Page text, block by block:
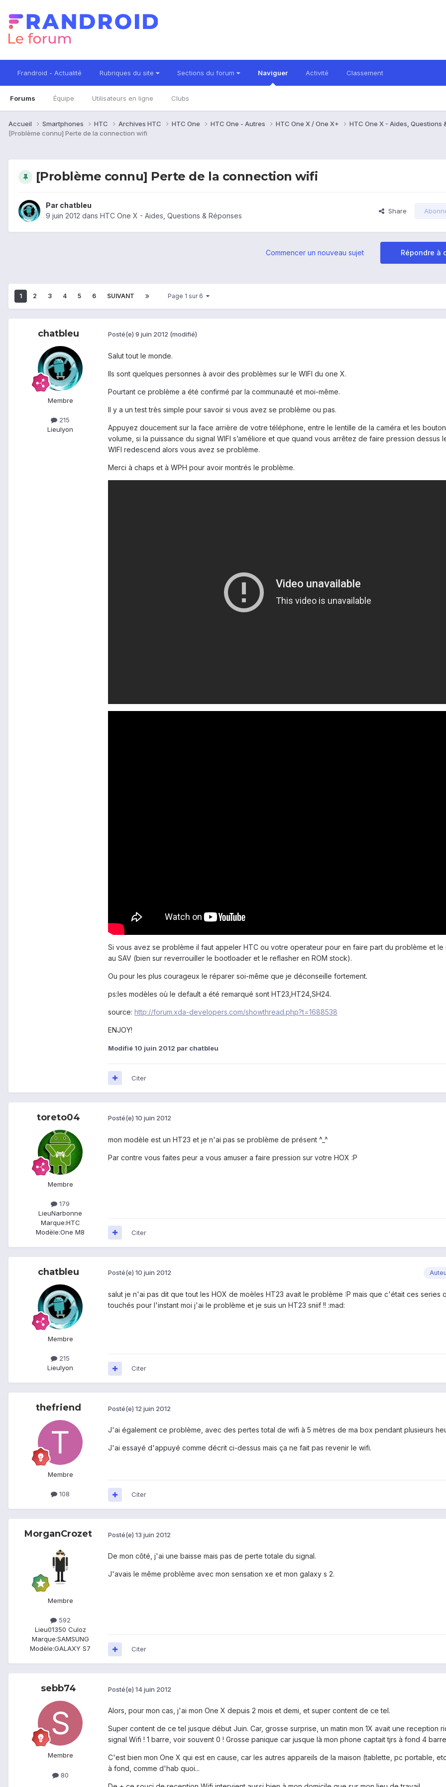
Frandroid - Actualité Rubriques du site Sections du forum Naviguer
Forums Équipe Utilisateurs en ligne Clubs
Activité Classement
Accueil Smartphones HTC Archives HTC HTC One HTC One - Autres HTC One X / One X+
HTC One X - Aides, Questions
[Problème connu] Perte de la connection wifi
[Problème connu] Perte de la connection wifi
Par chatbleu
9 juin 2012 dans HTC One X - Aides, Questions & Réponses
Share
Répondre à
Commencer un nouveau sujet
1 2 3 4 5 6 SUIVANT Page 1 sur 6
chatbleu
Membre
215
Lieulyon
Posté(e) 9 juin 2012 (modifié)
Salut tout le monde.
Ils sont quelques personnes à avoir des problèmes sur le WIFI du one X.
Pourtant ce problème a été confirmé par la communauté et moi-même.
Il y a un test très simple pour savoir si vous avez se problème ou pas.
Appuyez doucement sur la face arrière de votre téléphone, entre le lentille de la caméra et les
volume, si la puissance du signal WIFI s’améliore et que quand vous arrêtez de faire pression dessus
WIFI redescend alors vous avez se problème.
Merci à chaps et à WPH pour avoir montrés le problème.
Si vous avez se problème il faut appeler HTC ou votre operateur pour en faire part du problème et
au SAV (bien sur reverrouiller le bootloader et le reflasher en ROM stock).
Ou pour les plus courageux le réparer soi-même que je déconseille fortement.
ps:les modèles où le default a été remarqué sont HT23,HT24,SH24.
source: http://forum.xda-developers.com/showthread.php?t=1688538
ENJOY!
Modifié 10 juin 2012 par chatbleu
Citer
toreto04
Membre
179
LieuNarbonne
Marque:HTC
Modèle:One M8
Posté(e) 10 juin 2012
mon modèle est un HT23 et je n'ai pas se problème de présent ^_^
Par contre vous faites peur a vous amuser a faire pression sur votre HOX :P
Citer
chatbleu
Membre
215
Lieulyon
Posté(e) 10 juin 2012
salut je n'ai pas dit que tout les HOX de moèles HT23 avait le problème :P mais que c'était ces series
touchés pour l'instant moi j'ai le problème et je suis un HT23 sniif !! :mad:
Citer
thefriend
Membre
108
Posté(e) 12 juin 2012
J'ai également ce problème, avec des pertes total de wifi à 5 mètres de ma box pendant plusieurs
J'ai essayé d'appuyé comme décrit ci-dessus mais ça ne fait pas revenir le wifi.
Citer
MorganCrozet
Membre
592
Lieu01350 Culoz
Marque:SAMSUNG
Modèle:GALAXY S7
Posté(e) 13 juin 2012
De mon côté, j'ai une baisse mais pas de perte totale du signal.
J'avais le même problème avec mon sensation xe et mon galaxy s 2.
Citer
sebb74
Membre
80
Posté(e) 14 juin 2012
Alors, pour mon cas, j'ai mon One X depuis 2 mois et demi, et super content de ce tel.
Super content de ce tel jusque début Juin. Car, grosse surprise, un matin mon 1X avait une reception
signal Wifi ! 1 barre, voir souvent 0 ! Grosse panique car jusque là mon phone captait tjrs à fond 4
C'est bien mon One X qui est en cause, car les autres appareils de la maison (tablette, pc portable,
à fond, comme d'hab quoi...